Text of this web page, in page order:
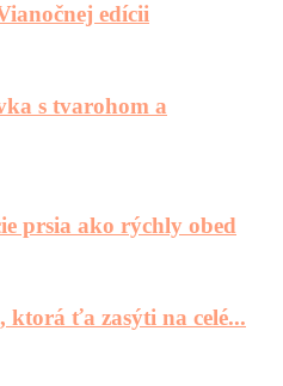
edícii
s tvarohom a
prsia ako rýchly obed
ťa zasýti na celé...